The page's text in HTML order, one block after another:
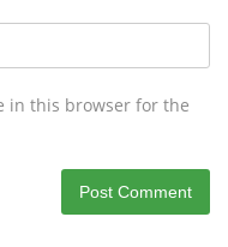
in this browser for the